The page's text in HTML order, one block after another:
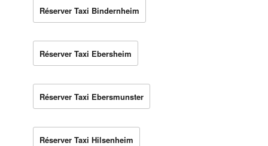
Réserver Taxi Bindernheim
Réserver Taxi Ebersheim
Réserver Taxi Ebersmunster
Réserver Taxi Hilsenheim